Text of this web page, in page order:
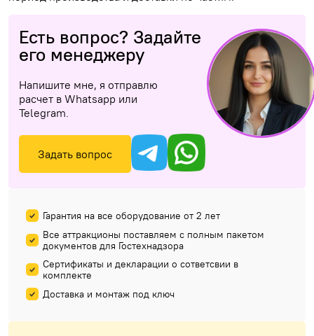
Есть вопрос? Задайте
его менеджеру
Напишите мне, я отправлю
расчет в Whatsapp или
Telegram.
Задать вопрос
Гарантия на все оборудование от 2 лет
Все аттракционы поставляем с полным пакетом
документов для Гостехнадзора
Сертификаты и декларации о сответсвии в
комплекте
Доставка и монтаж под ключ